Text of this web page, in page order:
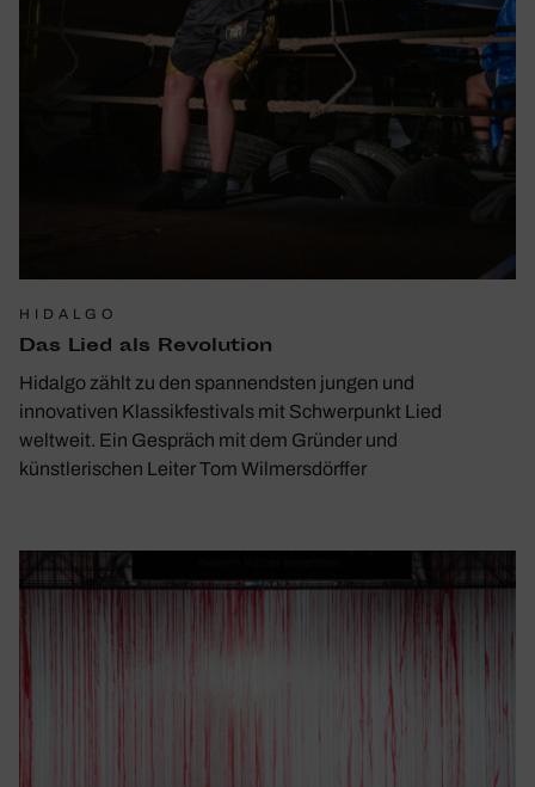
HIDALGO
Das Lied als Revo­lu­tion
Hidalgo zählt zu den spannendsten jungen und
innovativen Klassikfestivals mit Schwerpunkt Lied
weltweit. Ein Gespräch mit dem Gründer und
künstlerischen Leiter Tom Wilmersdörffer